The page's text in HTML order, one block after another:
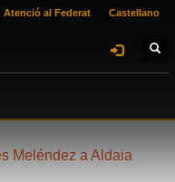
Atenció al Federat Castellano
Meléndez a Aldaia